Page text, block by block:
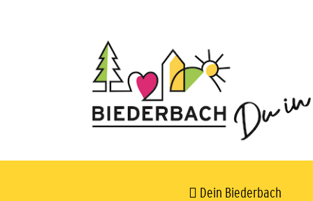
Dein Biederbach